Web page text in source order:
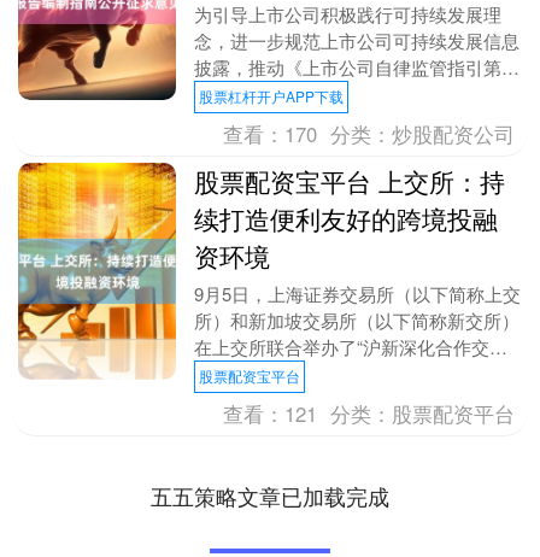
为引导上市公司积极践行可持续发展理
念，进一步规范上市公司可持续发展信息
披露，推动《上市公司自律监管指引第17
号——可持续发展报告（试行）》（简称
《指引》）落地实....
股票杠杆开户APP下载
查看： 170 分类：炒股配资公司
股票配资宝平台 上交所：持
续打造便利友好的跨境投融
资环境
9月5日，上海证券交易所（以下简称上交
所）和新加坡交易所（以下简称新交所）
在上交所联合举办了“沪新深化合作交流
会”。近70家沪市上市公司和两地机构积
极参与。 近....
股票配资宝平台
查看： 121 分类： 股票配资平台
五五策略文章已加载完成